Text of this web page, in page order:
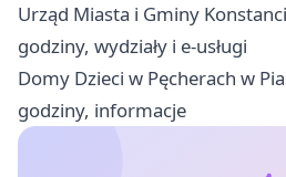
Urząd Miasta i Gminy
godziny, wydziały i e-usługi
Domy Dzieci w Pęcherach w
godziny, informacje